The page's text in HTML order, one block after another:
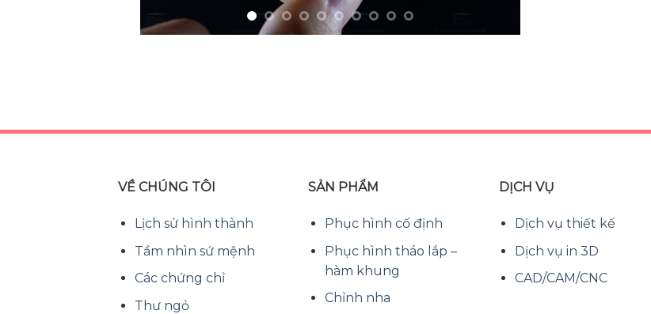
VỀ CHÚNG TÔI
Lịch sử hình thành
Tầm nhìn sứ mệnh
Các chứng chỉ
Thư ngỏ
SẢN PHẨM
Phục hình cố định
Phục hình tháo lắp –
hàm khung
Chỉnh nha
DỊCH VỤ
Dịch vụ thiết kế
Dịch vụ in 3D
CAD/CAM/CNC